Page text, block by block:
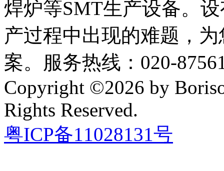
焊炉等SMT生产设备。
产过程中出现的难题，
案。服务热线：020-
Copyright ©2026 by
Rights Reserved.
粤ICP备11028131号